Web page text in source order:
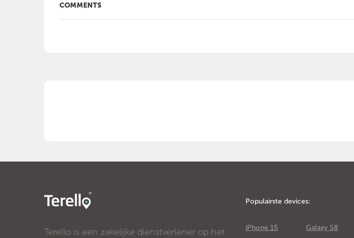
COMMENTS
Terello is een zakelijke dienstverlener op het
Populairste devices:
iPhone 15 Galaxy S8